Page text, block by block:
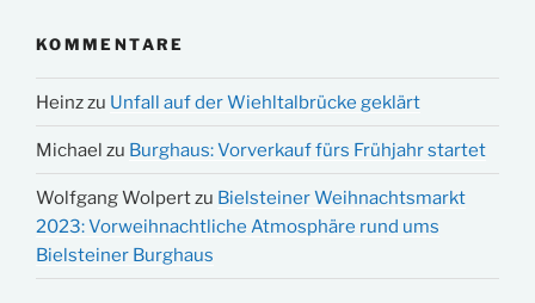
KOMMENTARE
Heinzzu Unfall auf der Wiehltalbrücke geklärt
Michael zu Burghaus: Vorverkauf fürs Frühjahr startet
Wolfgang Wolpertzu Bielsteiner Weihnachtsmarkt
2023: Vorweihnachtliche Atmosphäre rund ums
Bielsteiner Burghaus